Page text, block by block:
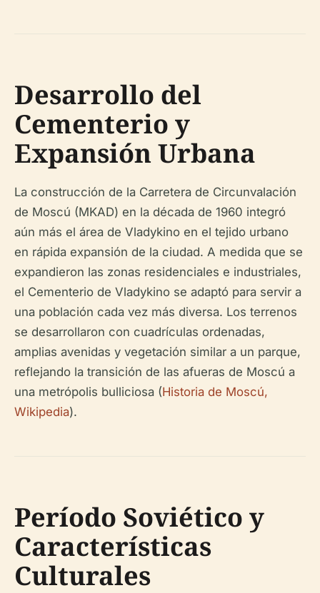
Desarrollo del
Cementerio y
Expansión Urbana
La construcción de la Carretera de Circunvalación
de Moscú (MKAD) en la década de 1960 integró
aún más el área de Vladykino en el tejido urbano
en rápida expansión de la ciudad. A medida que se
expandieron las zonas residenciales e industriales,
el Cementerio de Vladykino se adaptó para servir a
una población cada vez más diversa. Los terrenos
se desarrollaron con cuadrículas ordenadas,
amplias avenidas y vegetación similar a un parque,
reflejando la transición de las afueras de Moscú a
una metrópolis bulliciosa (Historia de Moscú,
Wikipedia).
Período Soviético y
Características
Culturales